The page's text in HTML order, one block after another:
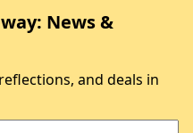
News &
and deals in